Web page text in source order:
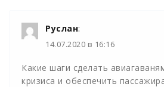
Руслан:
14.07.2020 в 16:16
Какие шаги сделать
кризиса и обеспечить